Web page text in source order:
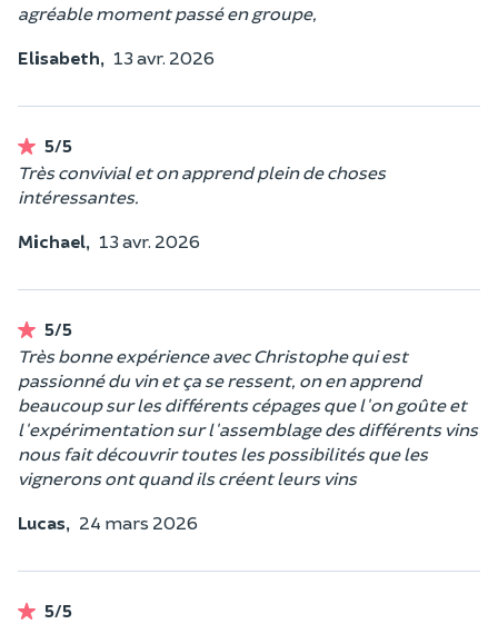
agréable moment passé en groupe,
Elisabeth, 13 avr. 2026
5/5
Très convivial et on apprend plein de choses
intéressantes.
Michael, 13 avr. 2026
5/5
Très bonne expérience avec Christophe qui est
passionné du vin et ça se ressent, on en apprend
beaucoup sur les différents cépages que l'on goûte et
l'expérimentation sur l'assemblage des différents vins
nous fait découvrir toutes les possibilités que les
vignerons ont quand ils créent leurs vins
Lucas, 24 mars 2026
5/5